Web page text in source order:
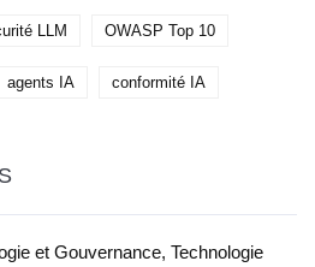
LLM OWASP Top 10
agents IA conformité IA
et Gouvernance, Technologie